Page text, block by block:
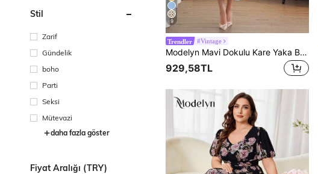
Stil
Zarif
Gündelik
boho
Parti
Seksi
Mütevazi
daha fazla göster
Fiyat Aralığı (TRY)
9
Trendler #Vintage
Modelyn Mavi Dokulu Kare Yaka Belden Bağlamalı A Kesim Elbise
929,58TL